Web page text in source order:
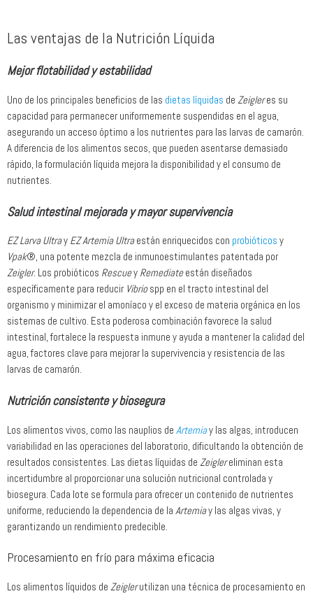
Las ventajas de la Nutrición Líquida
Mejor flotabilidad y estabilidad
Uno de los principales beneficios de las dietas líquidas de Zeigleres su
capacidad para permanecer uniformemente suspendidas en el agua,
asegurando un acceso óptimo a los nutrientes para las larvas de camarón.
A diferencia de los alimentos secos, que pueden asentarse demasiado
rápido, la formulación líquida mejora la disponibilidad y el consumo de
nutrientes.
Salud intestinal mejorada y mayor supervivencia
EZ Larva Ultray EZ Artemia Ultraestán enriquecidos con probióticos y
Vpak®, una potente mezcla de inmunoestimulantes patentada por
Zeigler. Los probióticos Rescuey Remediateestán diseñados
específicamente para reducir Vibriospp en el tracto intestinal del
organismo y minimizar el amoníaco y el exceso de materia orgánica en los
sistemas de cultivo. Esta poderosa combinación favorece la salud
intestinal, fortalece la respuesta inmune y ayuda a mantener la calidad del
agua, factores clave para mejorar la supervivencia y resistencia de las
larvas de camarón.
Nutrición consistente y biosegura
Los alimentos vivos, como las nauplios de Artemiay las algas, introducen
variabilidad en las operaciones del laboratorio, dificultando la obtención de
resultados consistentes. Las dietas líquidas de Zeiglereliminan esta
incertidumbre al proporcionar una solución nutricional controlada y
biosegura. Cada lote se formula para ofrecer un contenido de nutrientes
uniforme, reduciendo la dependencia de la Artemiay las algas vivas, y
garantizando un rendimiento predecible.
Procesamiento en frío para máxima eficacia
Los alimentos líquidos de Zeiglerutilizan una técnica de procesamiento en